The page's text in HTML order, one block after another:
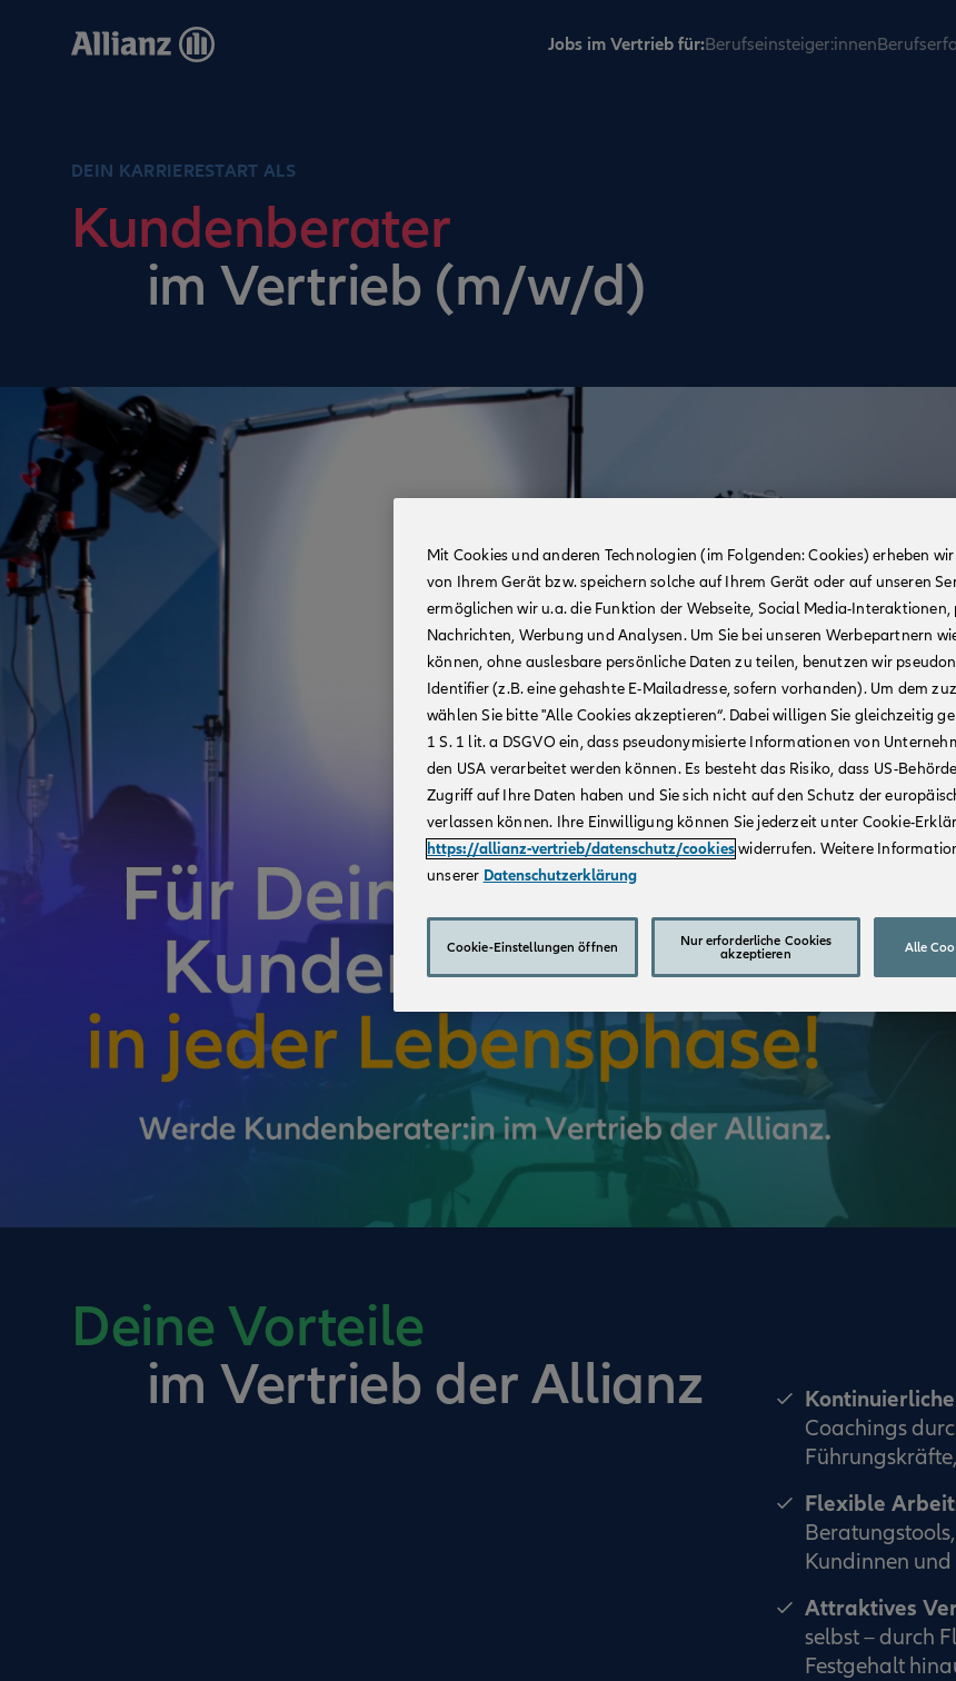
Jobs im Vertrieb für:Berufseinsteiger:innen
DEIN KARRIERESTART ALS
Kundenberater
im Vertrieb (m/w/d)
Deine Vorteile
im Vertrieb der Allianz
Coachings
Flexible
Kundinnen
Attraktives
selbst – durch
Festgehalt
Mit Cookies und anderen Technologien (im Folgenden: Cookies) erheben
von Ihrem Gerät bzw. speichern solche auf Ihrem Gerät oder auf unseren
ermöglichen wir u.a. die Funktion der Webseite, Social Media-
Nachrichten, Werbung und Analysen. Um Sie bei unseren Werbepartnern
können, ohne auslesbare persönliche Daten zu teilen, benutzen wir
Identifier (z.B. eine gehashte E-Mailadresse, sofern vorhanden). Um dem
wählen Sie bitte "Alle Cookies akzeptieren“. Dabei willigen Sie gleichzeitig
1 S. 1 lit. a DSGVO ein, dass pseudonymisierte Informationen von
den USA verarbeitet werden können. Es besteht das Risiko, dass US-
Zugriff auf Ihre Daten haben und Sie sich nicht auf den Schutz der
verlassen können. Ihre Einwilligung können Sie jederzeit unter Cookie-
https://allianz-vertrieb/datenschutz/cookieswiderrufen. Weitere
unserer Datenschutzerklärung
Cookie-Einstellungen öffnen
Nur erforderliche Cookies
akzeptieren
Alle